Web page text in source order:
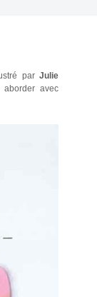
parJulie
avec